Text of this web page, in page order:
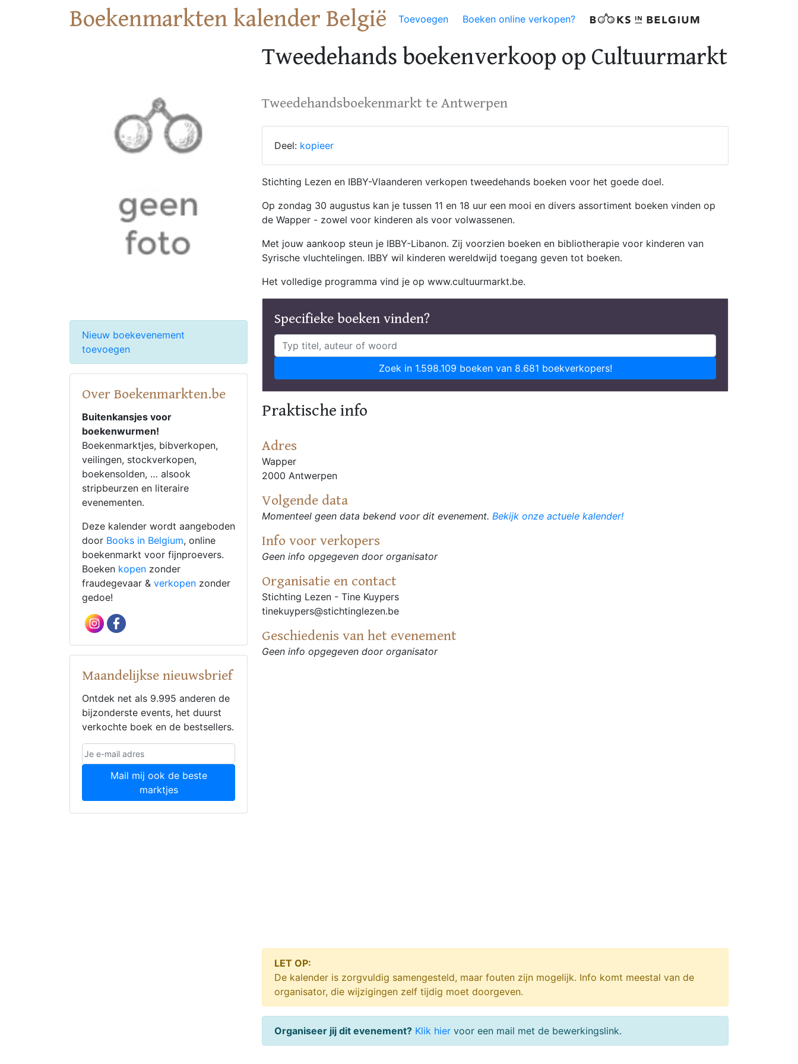
Boekenmarkten kalender België Toevoegen Boeken online verkopen?
Nieuw boekevenement
toevoegen
Over Boekenmarkten.be
Buitenkansjes voor
boekenwurmen!
Boekenmarktjes, bibverkopen,
veilingen, stockverkopen,
boekensolden, … alsook
stripbeurzen en literaire
evenementen.
Deze kalender wordt aangeboden
door Books in Belgium, online
boekenmarkt voor fijnproevers.
Boeken kopen zonder
fraudegevaar & verkopen zonder
gedoe!
Maandelijkse nieuwsbrief
Ontdek net als 9.995 anderen de
bijzonderste events, het duurst
verkochte boek en de bestsellers.
Mail mij ook de beste
marktjes
Tweedehands boekenverkoop op Cultuurmarkt
Tweedehandsboekenmarkt te Antwerpen
Deel: kopieer
Stichting Lezen en IBBY-Vlaanderen verkopen tweedehands boeken voor het goede doel.
Op zondag 30 augustus kan je tussen 11 en 18 uur een mooi en divers assortiment boeken vinden op
de Wapper - zowel voor kinderen als voor volwassenen.
Met jouw aankoop steun je IBBY-Libanon. Zij voorzien boeken en bibliotherapie voor kinderen van
Syrische vluchtelingen. IBBY wil kinderen wereldwijd toegang geven tot boeken.
Het volledige programma vind je op www.cultuurmarkt.be.
Specifieke boeken vinden?
Zoek in 1.598.109 boeken van 8.681 boekverkopers!
Praktische info
Adres
Wapper
2000 Antwerpen
Volgende data
Momenteel geen data bekend voor dit evenement. Bekijk onze actuele kalender!
Info voor verkopers
Geen info opgegeven door organisator
Organisatie en contact
Stichting Lezen - Tine Kuypers
tinekuypers@stichtinglezen.be
Geschiedenis van het evenement
Geen info opgegeven door organisator
LET OP:
De kalender is zorgvuldig samengesteld, maar fouten zijn mogelijk. Info komt meestal van de
organisator, die wijzigingen zelf tijdig moet doorgeven.
Organiseer jij dit evenement? Klik hier voor een mail met de bewerkingslink.